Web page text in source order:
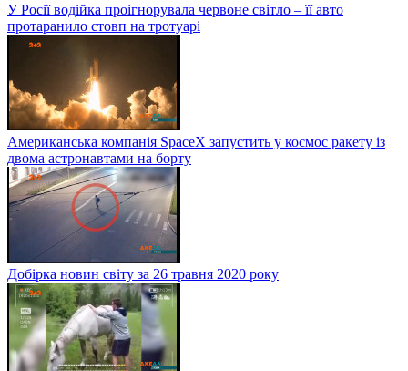
У Росії водійка проігнорувала червоне світло – її авто
протаранило стовп на тротуарі
Американська компанія SpaceX запустить у космос ракету із
двома астронавтами на борту
Добірка новин світу за 26 травня 2020 року